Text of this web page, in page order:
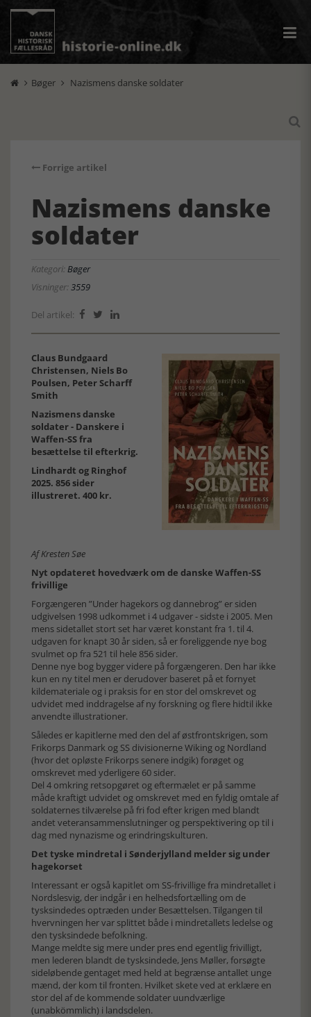
 Bøger  Nazismens danske soldater

Forrige artikel
Nazismens danske
soldater
Kategori:Bøger
Visninger:3559
Del artikel:   
Claus Bundgaard
Christensen, Niels Bo
Poulsen, Peter Scharff
Smith
Nazismens danske
soldater - Danskere i
Waffen-SS fra
besættelse til efterkrig.
Lindhardt og Ringhof
2025. 856 sider
illustreret. 400 kr.
Af Kresten Søe
Nyt opdateret hovedværk om de danske Waffen-SS
frivillige
Forgængeren ”Under hagekors og dannebrog” er siden
udgivelsen 1998 udkommet i 4 udgaver - sidste i 2005. Men
mens sidetallet stort set har været konstant fra 1. til 4.
udgaven for knapt 30 år siden, så er foreliggende nye bog
svulmet op fra 521 til hele 856 sider.
Denne nye bog bygger videre på forgængeren. Den har ikke
kun en ny titel men er derudover baseret på et fornyet
kildemateriale og i praksis for en stor del omskrevet og
udvidet med inddragelse af ny forskning og flere hidtil ikke
anvendte illustrationer.
Således er kapitlerne med den del af østfrontskrigen, som
Frikorps Danmark og SS divisionerne Wiking og Nordland
(hvor det opløste Frikorps senere indgik) forøget og
omskrevet med yderligere 60 sider.
Del 4 omkring retsopgøret og eftermælet er på samme
måde kraftigt udvidet og omskrevet med en fyldig omtale af
soldaternes tilværelse på fri fod efter krigen med blandt
andet veteransammenslutninger og perspektivering op til i
dag med nynazisme og erindringskulturen.
Det tyske mindretal i Sønderjylland melder sig under
hagekorset
Interessant er også kapitlet om SS-frivillige fra mindretallet i
Nordslesvig, der indgår i en helhedsfortælling om de
tysksindedes optræden under Besættelsen. Tilgangen til
hvervningen her var splittet både i mindretallets ledelse og
den tysksindede befolkning.
Mange meldte sig mere under pres end egentlig frivilligt,
men lederen blandt de tysksindede, Jens Møller, forsøgte
sideløbende gentaget med held at begrænse antallet unge
mænd, der kom til fronten. Hvilket skete ved at erklære en
stor del af de kommende soldater uundværlige
(unabkömmlich) i landsdelen.